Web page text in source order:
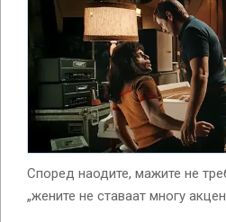
Според наодите, мажите не
„жените не ставаат многу